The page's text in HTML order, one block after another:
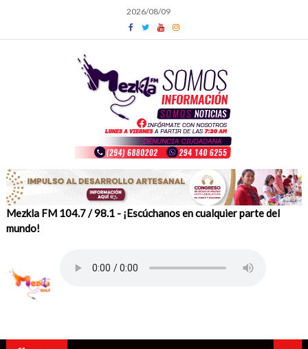
content
2026/08/09
Mezkla FM 104.7 / 98.1 - ¡Escúchanos en cualquier parte del
mundo!